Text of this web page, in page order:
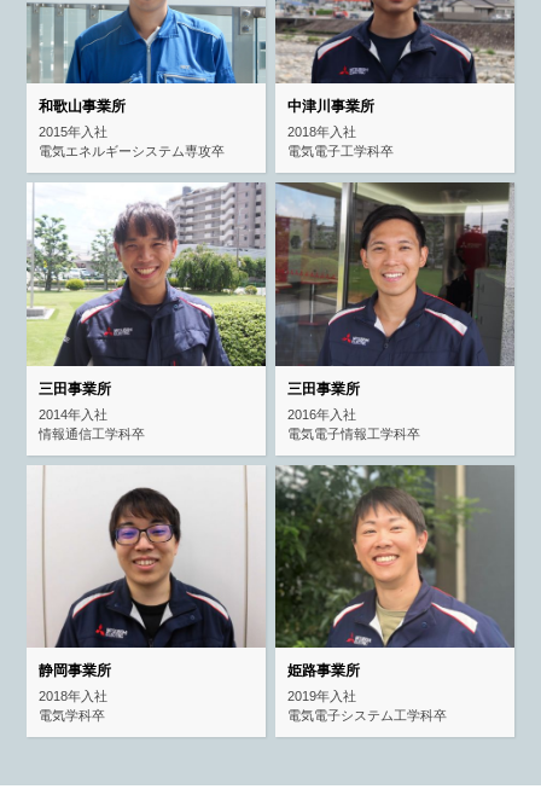
和歌山事業所
2015年入社
電気エネルギーシステム専攻卒
中津川事業所
2018年入社
電気電子工学科卒
三田事業所
2014年入社
情報通信工学科卒
三田事業所
2016年入社
電気電子情報工学科卒
静岡事業所
2018年入社
電気学科卒
姫路事業所
2019年入社
電気電子システム工学科卒